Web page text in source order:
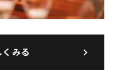
くみる